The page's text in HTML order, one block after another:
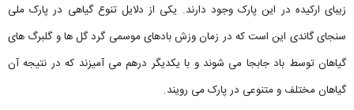
زیبای ارکیده در این پارک وجود دارند. یکی از دلایل تنوع گیاهی در پارک ملی
سنجای گاندی این است که در زمان وزش بادهای موسمی گرد گل ها و گلبرگ های
گیاهان توسط باد جابجا می شوند و با یکدیگر درهم می آمیزند که در نتیجه آن
گیاهان مختلف و متنوعی در پارک می رویند.